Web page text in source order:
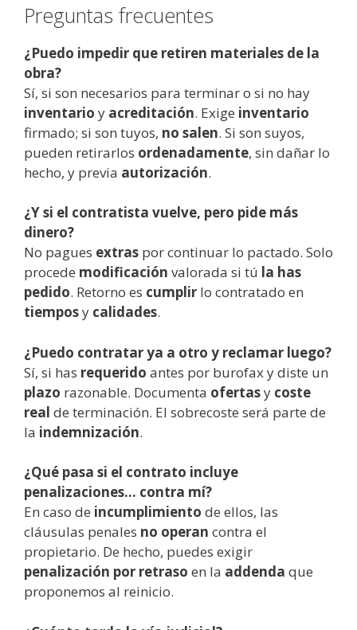
Preguntas frecuentes
¿Puedo impedir que retiren materiales de la
obra?
Sí, si son necesarios para terminar o si no hay
inventario y acreditación. Exige inventario
firmado; si son tuyos, no salen. Si son suyos,
pueden retirarlos ordenadamente, sin dañar lo
hecho, y previa autorización.
¿Y si el contratista vuelve, pero pide más
dinero?
No pagues extras por continuar lo pactado. Solo
procede modificación valorada si tú la has
pedido. Retorno es cumplir lo contratado en
tiemposy calidades.
¿Puedo contratar ya a otro y reclamar luego?
Sí, si has requerido antes por burofax y diste un
plazo razonable. Documenta ofertasy coste
real de terminación. El sobrecoste será parte de
la indemnización.
¿Qué pasa si el contrato incluye
penalizaciones… contra mí?
En caso de incumplimiento de ellos, las
cláusulas penales no operan contra el
propietario. De hecho, puedes exigir
penalización por retraso en la addenda que
proponemos al reinicio.